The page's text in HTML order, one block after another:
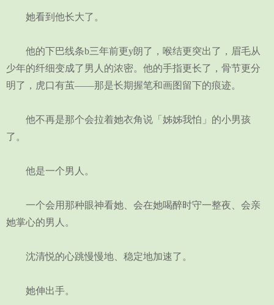
她看到他长大了。
他的下巴线条b三年前更y朗了，喉结更突出了，眉毛从
少年的纤细变成了男人的浓密。他的手指更长了，骨节更分
明了，虎口有茧——那是长期握笔和画图留下的痕迹。
他不再是那个会拉着她衣角说「姊姊我怕」的小男孩
了。
他是一个男人。
一个会用那种眼神看她、会在她喝醉时守一整夜、会亲
她掌心的男人。
沈清悦的心跳慢慢地、稳定地加速了。
她伸出手。